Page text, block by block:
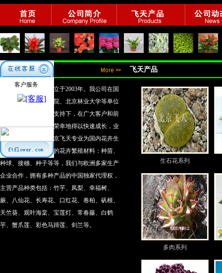
客户服务
公司简介
北京飞天正式成立于2003年。我公司在国
家林业局、中国林科院、北京林业大学等单位
的专家和领导的鼎力支持下，在广大客户和前
辈的信任和帮助下，荣幸地得以快速成长，业
务遍及全国各地。北京飞天专业为国内花卉生
产企业提供优质进口的花卉繁殖材料：种苗、
种球、接穗、种子等等，我们与欧洲多家生产
企业合作，拥有多种产品的中国独家代理权，
主营产品种类包括：竹芋、凤梨、幸福树、
蕨、八仙花、长寿花、口红花、卷柏、矾根、
天竺葵、观叶海棠、宝莲灯、常春藤、白鹤
芋、蟹爪莲、彩色马蹄莲、剑兰等。
飞天产品
生石花系列
多肉系列